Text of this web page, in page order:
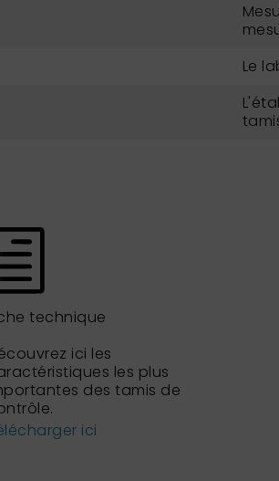
Le
technique
ici les
les plus
des tamis de
ici